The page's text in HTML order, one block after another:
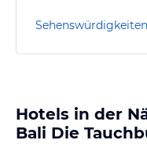
Hotels in der
Bali Die